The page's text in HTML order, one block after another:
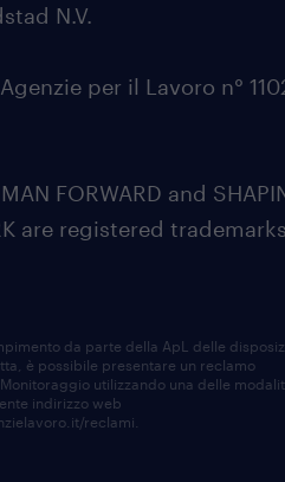
N.V.
per il Lavoro n°
FORWARD and
are registered
da parte della ApL delle
è possibile presentare un reclamo
utilizzando una delle
indirizzo web
reclami